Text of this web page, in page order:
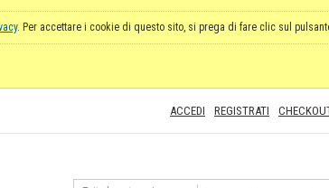
. Per accettare i cookie di questo sito, si prega di fare clic sul
ACCEDI REGISTRATI